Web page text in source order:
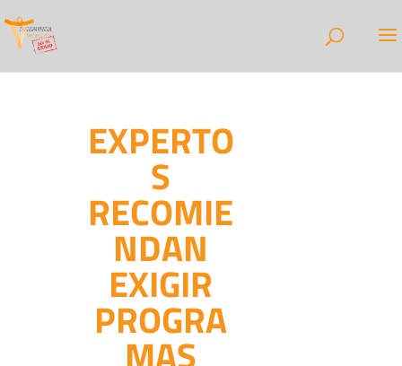
EXPERTO
S
RECOMIE
NDAN
EXIGIR
PROGRA